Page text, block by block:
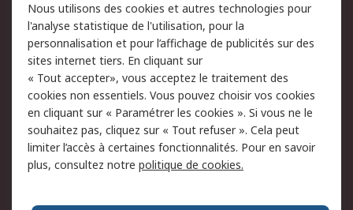
Retours
Support technique
Track & trace
Legal
Politique de cookies
Sécurité des e-mails
Politique de protection
des données - Mise à
jour
Conditions générales
de vente
Nous utilisons des cookies et autres technologies pour
l'analyse statistique de l'utilisation, pour la
personnalisation et pour l’affichage de publicités sur des
sites internet tiers. En cliquant sur
« Tout accepter», vous acceptez le traitement des
cookies non essentiels. Vous pouvez choisir vos cookies
en cliquant sur « Paramétrer les cookies ». Si vous ne le
souhaitez pas, cliquez sur « Tout refuser ». Cela peut
limiter l’accès à certaines fonctionnalités. Pour en savoir
plus, consultez notre politique de cookies.